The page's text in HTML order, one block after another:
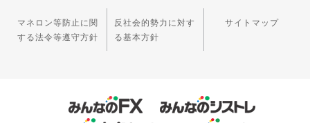
マネロン等防止に関
する法令等遵守方針
反社会的勢力に対す
る基本方針
サイトマップ